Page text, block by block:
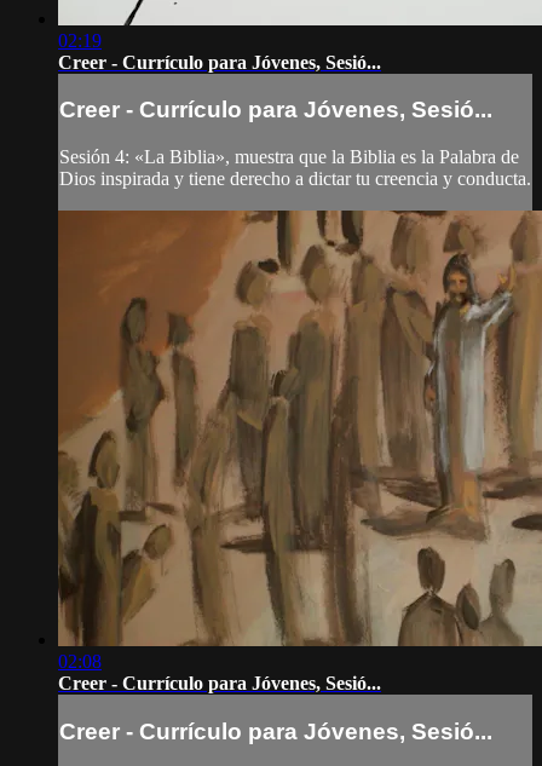
02:19
Creer - Currículo para Jóvenes, Sesió...
Creer - Currículo para Jóvenes, Sesió...
Sesión 4: «La Biblia», muestra que la Biblia es la Palabra de
Dios inspirada y tiene derecho a dictar tu creencia y conducta.
02:08
Creer - Currículo para Jóvenes, Sesió...
Creer - Currículo para Jóvenes, Sesió...